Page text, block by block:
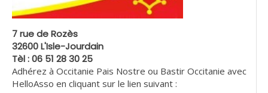
7 rue de Rozès
32600 L'Isle-Jourdain
Tèl : 06 51 28 30 25
Adhérez à Occitanie Pais Nostre ou Bastir Occitanie avec
HelloAsso en cliquant sur le lien suivant :